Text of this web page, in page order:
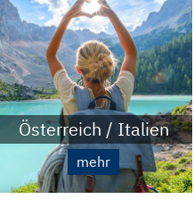
Österreich / Italien
mehr